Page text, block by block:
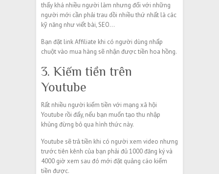
thấy khá nhiều người làm nhưng đối với những
người mới cần phải trau dồi nhiều thứ nhất là các
kỹ năng như viết bài, SEO…
Bạn đặt link Affiliate khi có người dùng nhấp
chuột vào mua hàng sẽ nhận được tiền hoa hồng.
3. Kiếm tiền trên
Youtube
Rất nhiều người kiếm tiền với mạng xã hội
Youtube rồi đấy, nếu bạn muốn tạo thu nhập
khủng đừng bỏ qua hình thức này.
Youtube sẽ trả tiền khi có người xem video nhưng
trước tiên kênh của bạn phải đủ 1000 đăng ký và
4000 giờ xem sau đó mới đặt quảng cáo kiếm
tiền được.